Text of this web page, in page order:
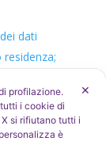
dati
a questa
✕
profilazione.
i cookie di
si rifiutano tutti i
è